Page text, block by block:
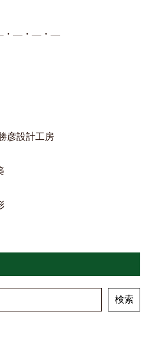
―・―・―
彦設計工房